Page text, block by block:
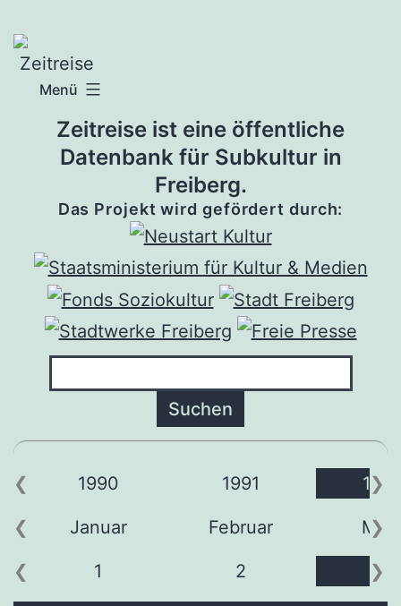
Inhalt
springen
Menü
Zeitreise ist eine öffentliche
Datenbank für Subkultur in
Freiberg.
Das Projekt wird gefördert durch:
1990 1991
Januar Februar
1 2 3